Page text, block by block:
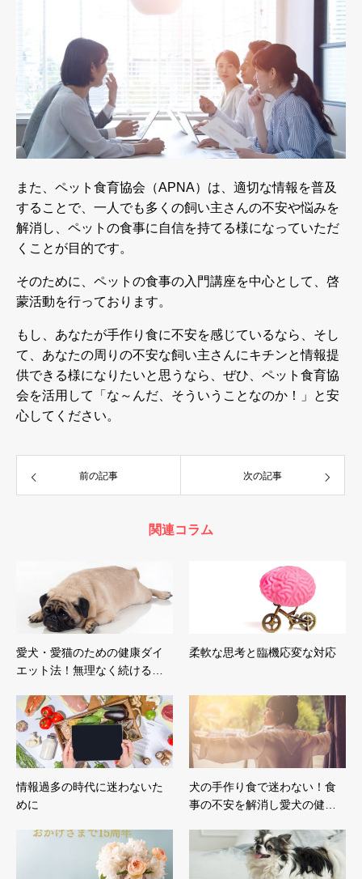
また、ペット食育協会（APNA）は、適切な情報を普及
することで、一人でも多くの飼い主さんの不安や悩みを
解消し、ペットの食事に自信を持てる様になっていただ
くことが目的です。
そのために、ペットの食事の入門講座を中心として、啓
蒙活動を行っております。
もし、あなたが手作り食に不安を感じているなら、そし
て、あなたの周りの不安な飼い主さんにキチンと情報提
供できる様になりたいと思うなら、ぜひ、ペット食育協
会を活用して「な～んだ、そういうことなのか！」と安
心してください。
前の記事 次の記事
関連コラム
愛犬・愛猫のための健康ダイ
エット法！無理なく続ける…
柔軟な思考と臨機応変な対応
情報過多の時代に迷わないた
めに
犬の手作り食で迷わない！食
事の不安を解消し愛犬の健…